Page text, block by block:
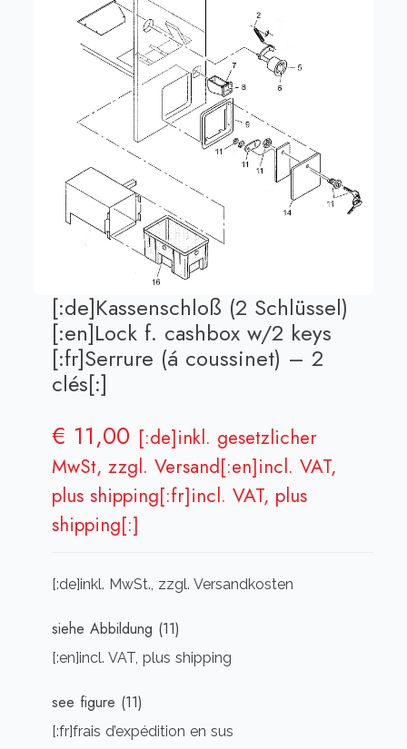
[:de]Kassenschloß (2 Schlüssel)
[:en]Lock f. cashbox w/2 keys
[:fr]Serrure (á coussinet) – 2
clés[:]
€ 11,00 [:de]inkl. gesetzlicher
MwSt, zzgl. Versand[:en]incl. VAT,
plus shipping[:fr]incl. VAT, plus
shipping[:]
[:de]inkl. MwSt., zzgl. Versandkosten
siehe Abbildung (11)
[:en]incl. VAT, plus shipping
see figure (11)
[:fr]frais d’expédition en sus